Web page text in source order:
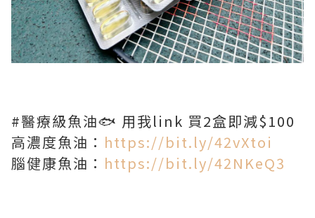
#醫療級魚油🐟 用我link 買2盒即減$100
高濃度魚油： https://bit.ly/42vXtoi
腦健康魚油： https://bit.ly/42NKeQ3